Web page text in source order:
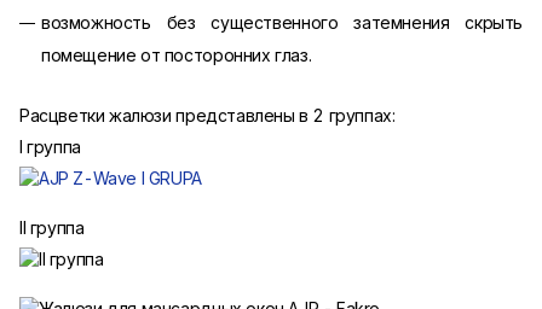
возможность без существенного затемнения скрыть
помещение от посторонних глаз.
Расцветки жалюзи представлены в 2 группах:
I группа
II группа